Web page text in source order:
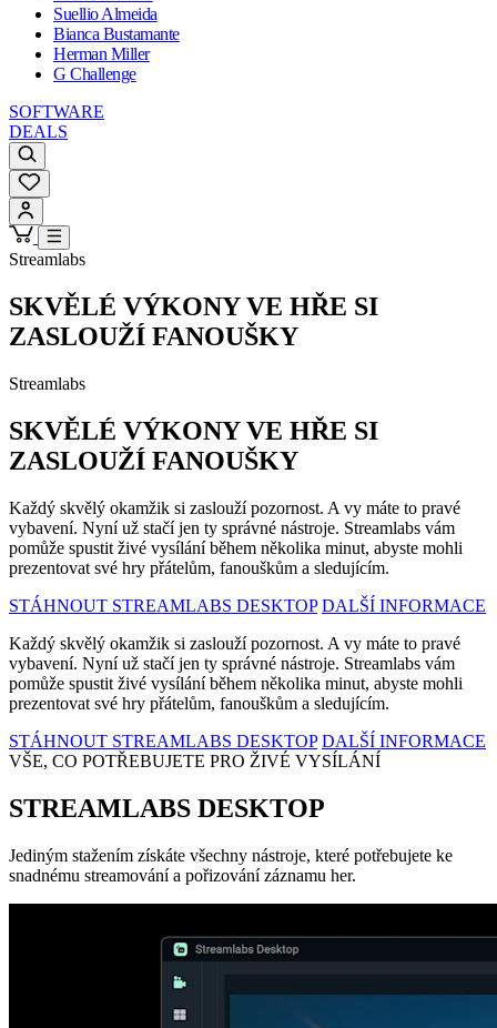
Suellio Almeida
Bianca Bustamante
Herman Miller
G Challenge
SOFTWARE
DEALS
Streamlabs
SKVĚLÉ VÝKONY VE HŘE SI
ZASLOUŽÍ FANOUŠKY
Streamlabs
SKVĚLÉ VÝKONY VE HŘE SI
ZASLOUŽÍ FANOUŠKY
Každý skvělý okamžik si zaslouží pozornost. A vy máte to pravé
vybavení. Nyní už stačí jen ty správné nástroje. Streamlabs vám
pomůže spustit živé vysílání během několika minut, abyste mohli
prezentovat své hry přátelům, fanouškům a sledujícím.
STÁHNOUT STREAMLABS DESKTOP DALŠÍ INFORMACE
Každý skvělý okamžik si zaslouží pozornost. A vy máte to pravé
vybavení. Nyní už stačí jen ty správné nástroje. Streamlabs vám
pomůže spustit živé vysílání během několika minut, abyste mohli
prezentovat své hry přátelům, fanouškům a sledujícím.
STÁHNOUT STREAMLABS DESKTOP DALŠÍ INFORMACE
VŠE, CO POTŘEBUJETE PRO ŽIVÉ VYSÍLÁNÍ
STREAMLABS DESKTOP
Jediným stažením získáte všechny nástroje, které potřebujete ke
snadnému streamování a pořizování záznamu her.